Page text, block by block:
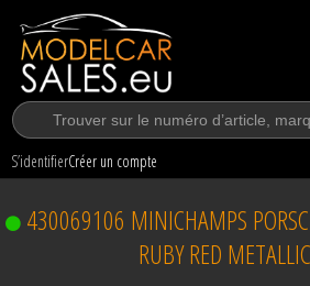
S’identifierCréer un compte
430069106 MINICHAMPS
RUBY RED